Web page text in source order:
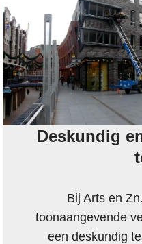
Deskundig
Bij Arts en
toonaangevende
een deskundig